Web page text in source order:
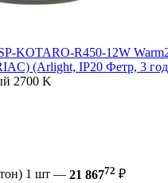
KOTARO-R450-12W
(Arlight, IP20 Фетр, 3
2700 K
1 шт — 21 86772 ₽